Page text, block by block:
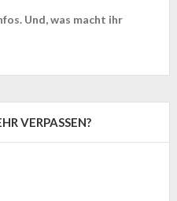
Und, was macht ihr
VERPASSEN?